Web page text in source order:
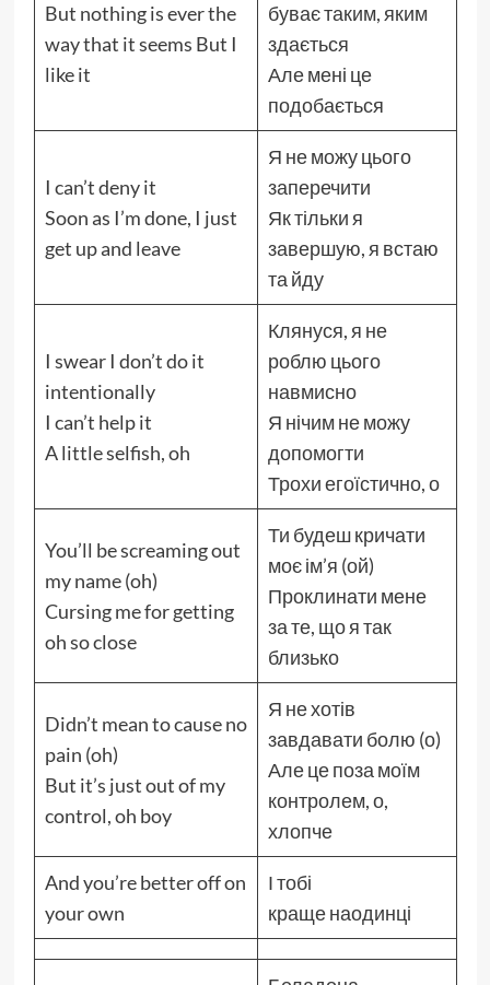
But nothing is ever the
way that it seems But I
like it
буває таким, яким
здається
Але мені це
подобається
I can’t deny it
Soon as I’m done, I just
get up and leave
Я не можу цього
заперечити
Як тільки я
завершую, я встаю
та йду
I swear I don’t do it
intentionally
I can’t help it
A little selfish, oh
Клянуся, я не
роблю цього
навмисно
Я нічим не можу
допомогти
Трохи егоїстично, о
You’ll be screaming out
my name (oh)
Cursing me for getting
oh so close
Ти будеш кричати
моє ім’я (ой)
Проклинати мене
за те, що я так
близько
Didn’t mean to cause no
pain (oh)
But it’s just out of my
control, oh boy
Я не хотів
завдавати болю (о)
Але це поза моїм
контролем, о,
хлопче
And you’re better off on
your own
І тобі
краще наодинці